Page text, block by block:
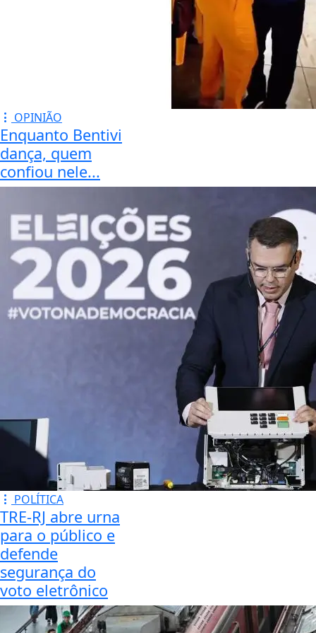
OPINIÃO
Enquanto Bentivi
dança, quem
confiou nele...
POLÍTICA
TRE-RJ abre urna
para o público e
defende
segurança do
voto eletrônico